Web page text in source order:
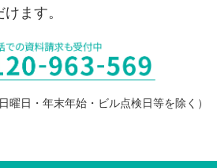
ます。
曜日・年末年始・ビル点検日等を除く）